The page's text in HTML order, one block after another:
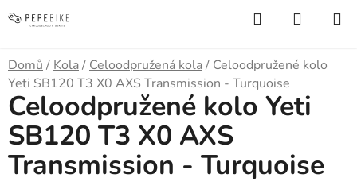
na
Hledat
KOŠÍK
Domů / Kola/ Celoodpružená kola/ Celoodpružené kolo
Yeti SB120 T3 X0 AXS Transmission - Turquoise
Celoodpružené kolo Yeti
SB120 T3 X0 AXS
Transmission - Turquoise